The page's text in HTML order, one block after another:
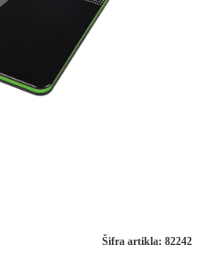
Šifra artikla: 82242